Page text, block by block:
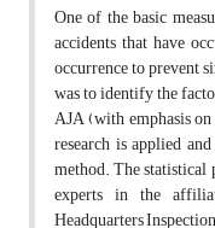
One of the basic
accidents that have
occurrence to prevent
was to identify the
AJA (with emphasis
research is applied
method. The
experts in the
Headquarters